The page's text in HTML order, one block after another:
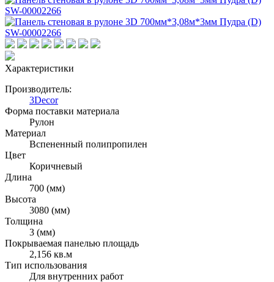
Характеристики
Производитель:
3Decor
Форма поставки материала
Рулон
Материал
Вспененный полипропилен
Цвет
Коричневый
Длина
700 (мм)
Высота
3080 (мм)
Толщина
3 (мм)
Покрываемая панелью площадь
2,156 кв.м
Тип использования
Для внутренних работ